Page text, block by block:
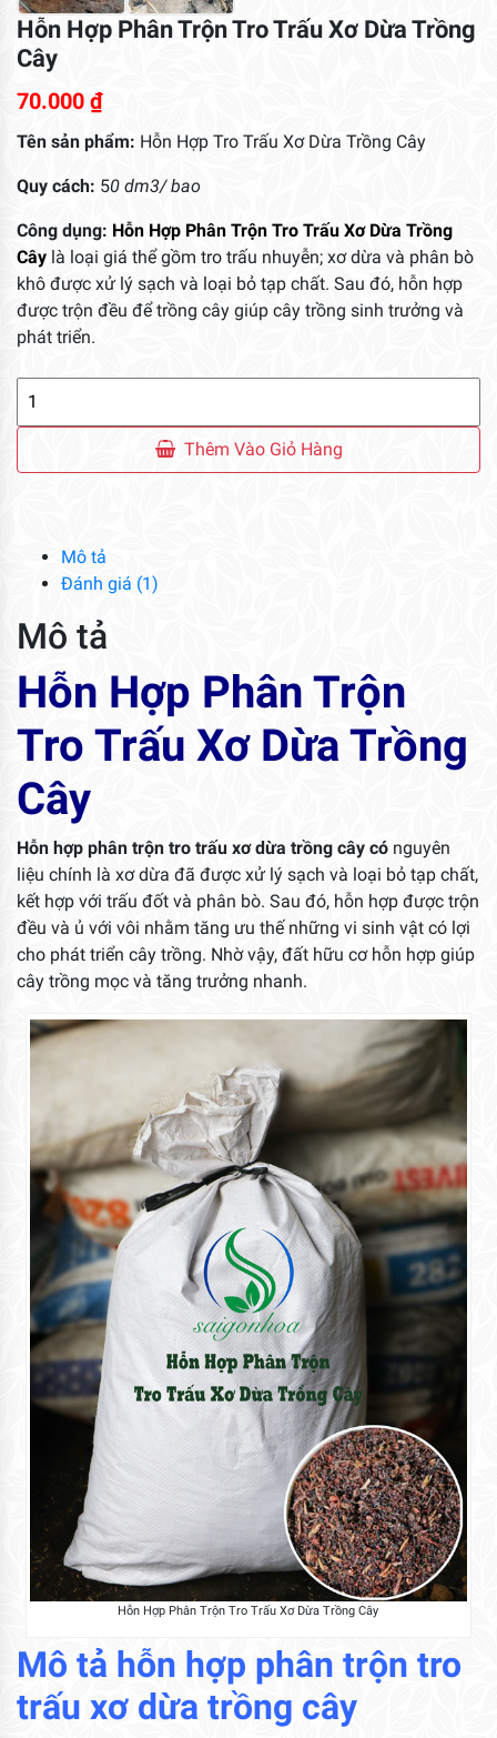
Hỗn Hợp Phân Trộn Tro Trấu Xơ Dừa Trồng
Cây
70.000 ₫
Tên sản phẩm: Hỗn Hợp Tro Trấu Xơ Dừa Trồng Cây
Quy cách: 50 dm3/ bao
Công dụng: Hỗn Hợp Phân Trộn Tro Trấu Xơ Dừa Trồng
Cây là loại giá thể gồm tro trấu nhuyễn; xơ dừa và phân bò
khô được xử lý sạch và loại bỏ tạp chất. Sau đó, hỗn hợp
được trộn đều để trồng cây giúp cây trồng sinh trưởng và
phát triển.
Trộn
Cây
số
lượng
Thêm Vào Giỏ Hàng
Mô tả
Đánh giá (1)
Mô tả
Hỗn Hợp Phân Trộn
Tro Trấu Xơ Dừa Trồng
Cây
Hỗn hợp phân trộn tro trấu xơ dừa trồng cây có nguyên
liệu chính là xơ dừa đã được xử lý sạch và loại bỏ tạp chất,
kết hợp với trấu đốt và phân bò. Sau đó, hỗn hợp được trộn
đều và ủ với vôi nhằm tăng ưu thế những vi sinh vật có lợi
cho phát triển cây trồng. Nhờ vậy, đất hữu cơ hỗn hợp giúp
cây trồng mọc và tăng trưởng nhanh.
Hỗn Hợp Phân Trộn Tro Trấu Xơ Dừa Trồng Cây
Mô tả hỗn hợp phân trộn tro
trấu xơ dừa trồng cây